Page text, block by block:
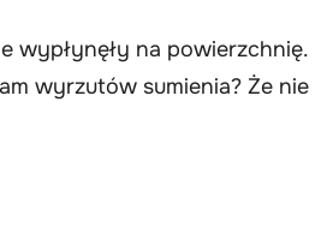
wypłynęły na powierzchnię.
wyrzutów sumienia? Że nie